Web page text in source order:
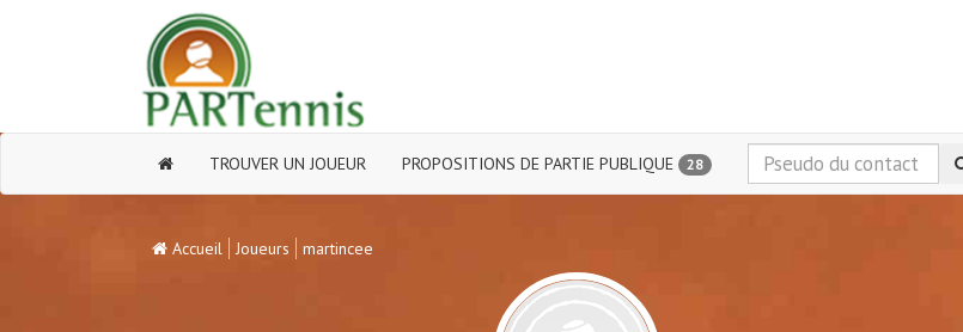
TROUVER UN JOUEUR PROPOSITIONS DE PARTIE PUBLIQUE 28
Accueil Joueurs martincee